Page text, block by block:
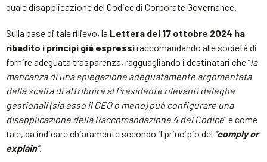
quale disapplicazione del Codice di Corporate Governance.
Sulla base di tale rilievo, la Lettera del 17 ottobre 2024 ha
ribadito i principi già espressiraccomandando alle società di
fornire adeguata trasparenza, ragguagliando i destinatari che “la
mancanza di una spiegazione adeguatamente argomentata
della scelta di attribuire al Presidente rilevanti deleghe
gestionali (sia esso il CEO o meno) può configurare una
disapplicazione della Raccomandazione 4 del Codice” e come
tale, da indicare chiaramente secondo il principio del “comply or
explain”.